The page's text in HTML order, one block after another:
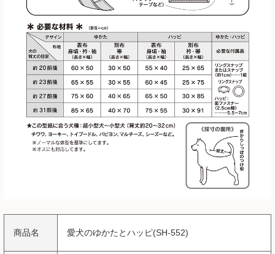
商品名 愛犬のゆかたとハッピ(SH-552)